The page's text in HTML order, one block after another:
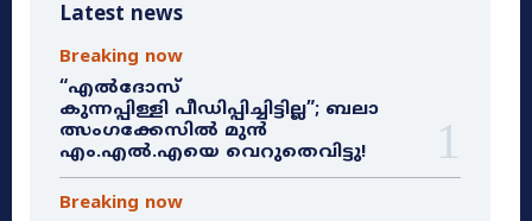
Latest news
Breaking now
“എൽദോസ്
കുന്നപ്പിള്ളി പീഡിപ്പിച്ചിട്ടില്ല”; ബലാ
ത്സംഗക്കേസിൽ മുൻ
എം.എൽ.എയെ വെറുതെവിട്ടു!
Breaking now